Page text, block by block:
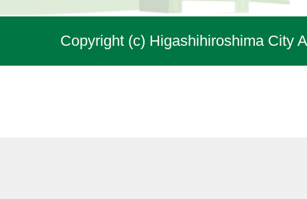
Copyright (c) Higashihiroshima City